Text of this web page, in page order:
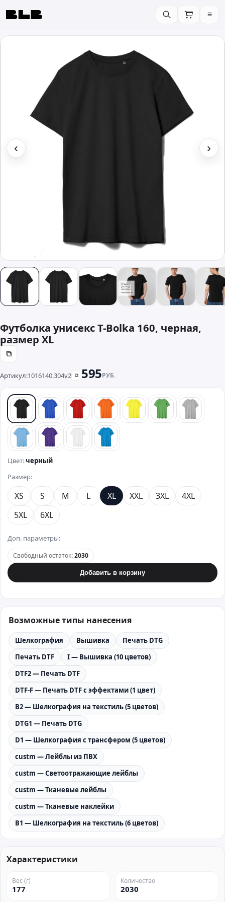
BLB ≡
‹ ›
Футболка унисекс T-Bolka 160, черная,
размер XL
⧉
Артикул:1016140.304v2 ⧉ 595РУБ.
черный синий красныйоранжевыйжелтыйзеленыйсерый
голубойфиолетовый
белый бирюзовый
Цвет:черный
Размер:
XS S M L XL XXL 3XL
4XL
5XL
6XL
Доп. параметры:
Свободный остаток:2030
Добавить в корзину
Возможные типы нанесения
Шелкография Вышивка
Печать DTG
Печать DTF
I — Вышивка (10 цветов)
DTF2 — Печать DTF
DTF-F — Печать DTF с эффектами (1 цвет)
B2 — Шелкография на текстиль (5 цветов)
DTG1 — Печать DTG
D1 — Шелкография с трансфером (5 цветов)
custm — Лейблы из ПВХ
custm — Светоотражающие лейблы
custm — Тканевые лейблы
custm — Тканевые наклейки
B1 — Шелкография на текстиль (6 цветов)
Характеристики
Вес (г)
177
Количество
2030